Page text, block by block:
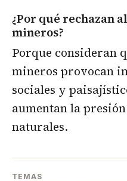
¿Por qué rechazan
mineros?
Porque consideran
mineros provocan
sociales y
aumentan la
naturales.
TEMAS